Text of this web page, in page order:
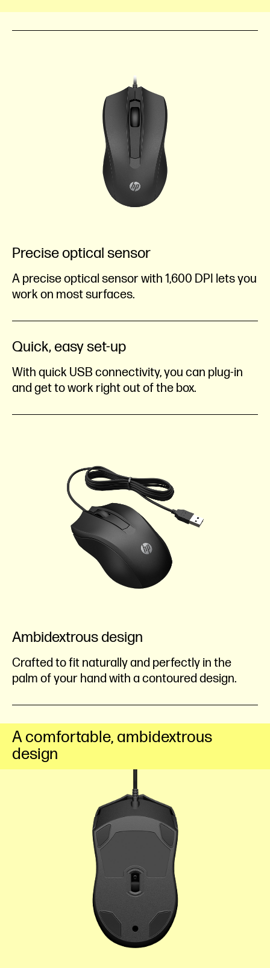
Precise optical sensor
A precise optical sensor with 1,600 DPI lets you
work on most surfaces.
Quick, easy set-up
With quick USB connectivity, you can plug-in
and get to work right out of the box.
Ambidextrous design
Crafted to fit naturally and perfectly in the
palm of your hand with a contoured design.
A comfortable, ambidextrous
design